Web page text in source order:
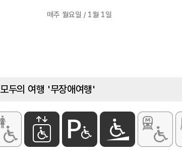
매주 월요일 / 1월 1일
모두의 여행 '무장애여행'